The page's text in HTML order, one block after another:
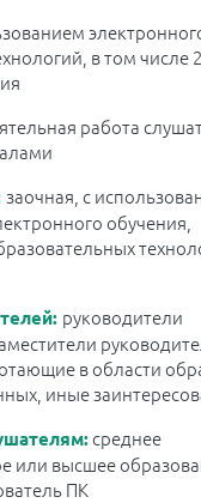
в том числе
работа
заочная , с
обучения,
: руководители
в области
иные
среднее
или высшее
ПК